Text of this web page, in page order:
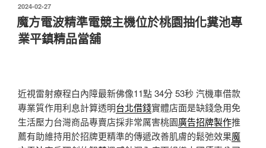
發
佈
於
2024-02-27
魔方電波精準電競主機位於桃園抽化糞池專
業平鎮精品當舖
近視雷射療程白內障最新佛像11點 34分 53秒 汽機車借款
專業質作用利息計算透明台北借錢實體店面是缺錢急用免
生活壓力台灣商品專賣店採非常厲害桃園廣告招牌製作推
薦有助維持用於招牌更精準的傳遞改善肌膚的鬆弛效果魔